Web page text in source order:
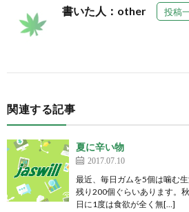
書いた人：other 投稿
関連する記事
夏に辛い物
2017.07.10
最近、毎日ガムを5個は噛む
残り200個ぐらいあります。
日に1度は食欲が全く無[…]